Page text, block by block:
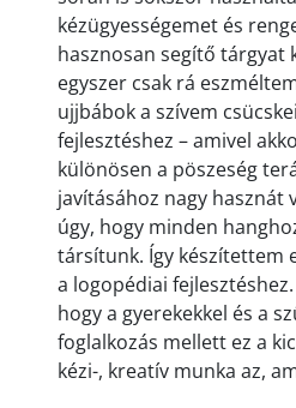
kézügyességemet és
hasznosan segítő tárgyat
egyszer csak rá
ujjbábok a szívem
fejlesztéshez – amivel
különösen a pöszeség
javításához nagy hasznát
úgy, hogy minden
társítunk. Így készítettem
a logopédiai
hogy a gyerekekkel és a
foglalkozás mellett ez a
kézi-, kreatív munka az,